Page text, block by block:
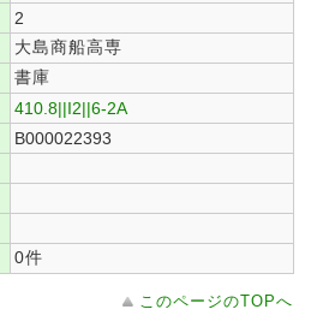
2
大島商船高専
書庫
410.8||I2||6-2A
B000022393
0件
このページのTOPへ